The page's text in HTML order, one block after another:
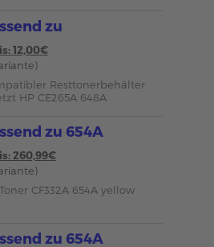
zu
12,00€
Resttonerbehälter
HP CE265A 648A
zu 654A
260,99€
CF332A 654A yellow
zu 654A